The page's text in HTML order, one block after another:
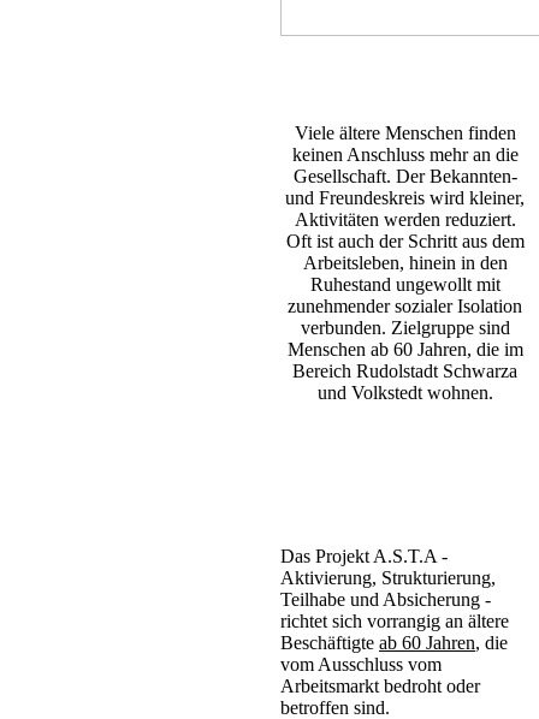
Viele ältere Menschen finden
keinen Anschluss mehr an die
Gesellschaft. Der Bekannten-
und Freundeskreis wird kleiner,
Aktivitäten werden reduziert.
Oft ist auch der Schritt aus dem
Arbeitsleben, hinein in den
Ruhestand ungewollt mit
zunehmender sozialer Isolation
verbunden. Zielgruppe sind
Menschen ab 60 Jahren, die im
Bereich Rudolstadt Schwarza
und Volkstedt wohnen.
Das Projekt A.S.T.A -
Aktivierung, Strukturierung,
Teilhabe und Absicherung -
richtet sich vorrangig an ältere
Beschäftigte ab 60 Jahren, die
vom Ausschluss vom
Arbeitsmarkt bedroht oder
betroffen sind.